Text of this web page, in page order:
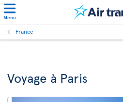
Menu
France
Voyage à Paris